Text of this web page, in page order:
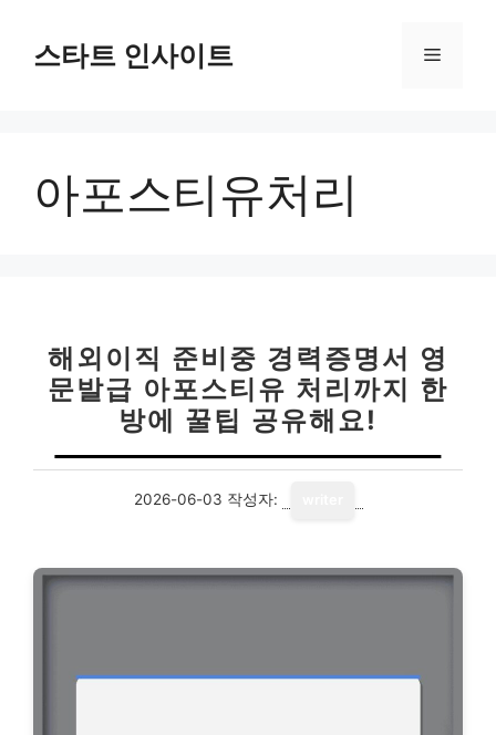
스타트 인사이트 메
아포스티유처리
해외이직 준비중 경력증명서 영
문발급 아포스티유 처리까지 한
방에 꿀팁 공유해요!
2026-06-03 작성자: